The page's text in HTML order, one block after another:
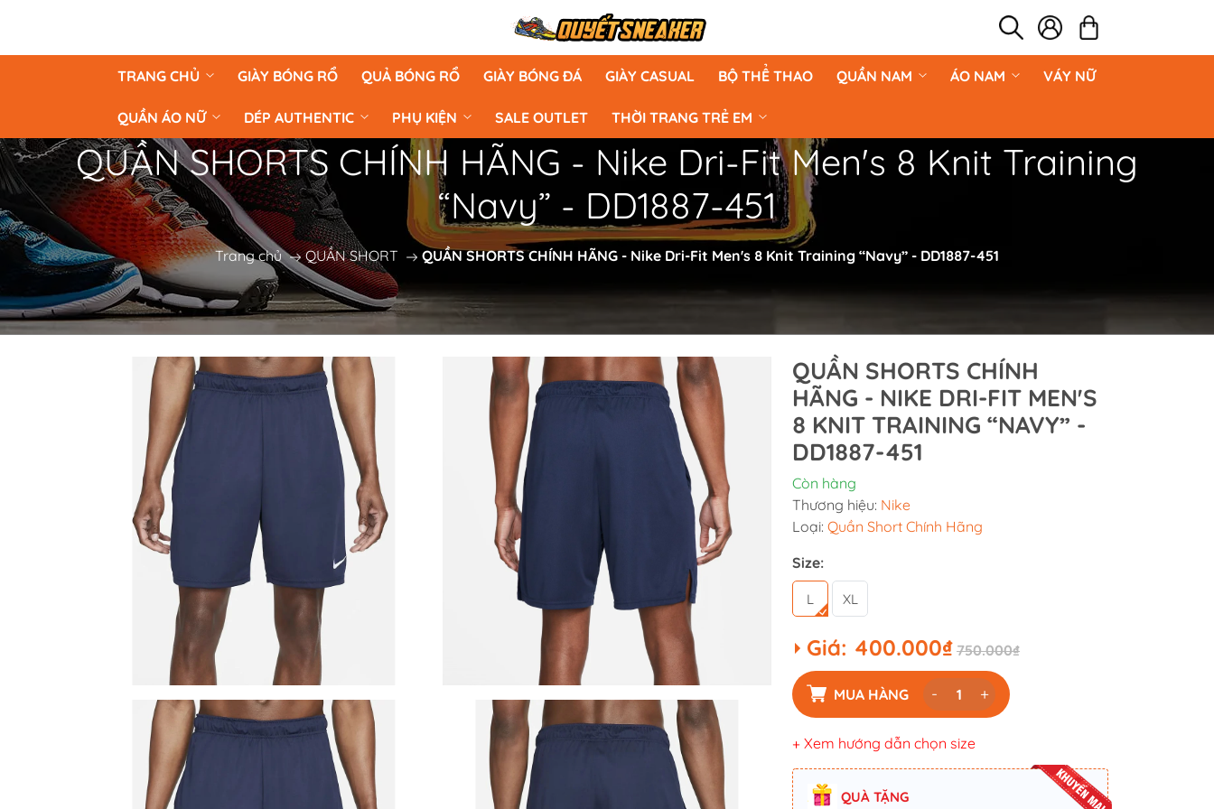
TRANG CHỦ GIÀY BÓNG RỔ QUẢ BÓNG RỔ GIÀY BÓNG ĐÁ GIÀY CASUAL BỘ THỂ THAO QUẦN NAM ÁO NAM VÁY NỮ
QUẦN ÁO NỮ DÉP AUTHENTIC PHỤ KIỆN SALE OUTLET THỜI TRANG TRẺ EM
QUẦN SHORTS CHÍNH HÃNG - Nike Dri-Fit Men's 8 Knit Training
“Navy” - DD1887-451
Trang chủ QUẦN SHORT QUẦN SHORTS CHÍNH HÃNG - Nike Dri-Fit Men's 8 Knit Training “Navy” - DD1887-451
QUẦN SHORTS CHÍNH
HÃNG - NIKE DRI-FIT MEN'S
8 KNIT TRAINING “NAVY” -
DD1887-451
Còn hàng
Thương hiệu: Nike
Loại: Quần Short Chính Hãng
Size:
L XL
Giá: 400.000₫ 750.000₫
MUA HÀNG - +
+ Xem hướng dẫn chọn size
QUÀ TẶNG